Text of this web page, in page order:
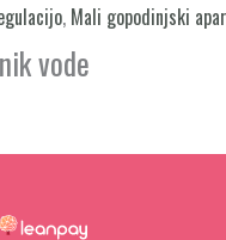
, Mali gopodinjski
vode